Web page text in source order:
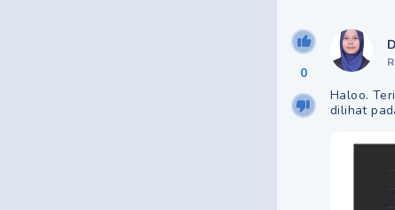
0
Haloo.
dilihat